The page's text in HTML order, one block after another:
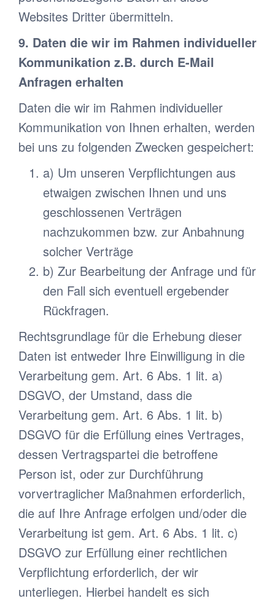
Websites Dritter übermitteln.
9. Daten die wir im Rahmen individueller
Kommunikation z.B. durch E-Mail
Anfragen erhalten
Daten die wir im Rahmen individueller
Kommunikation von Ihnen erhalten, werden
bei uns zu folgenden Zwecken gespeichert:
a) Um unseren Verpflichtungen aus
etwaigen zwischen Ihnen und uns
geschlossenen Verträgen
nachzukommen bzw. zur Anbahnung
solcher Verträge
b) Zur Bearbeitung der Anfrage und für
den Fall sich eventuell ergebender
Rückfragen.
Rechtsgrundlage für die Erhebung dieser
Daten ist entweder Ihre Einwilligung in die
Verarbeitung gem. Art. 6 Abs. 1 lit. a)
DSGVO, der Umstand, dass die
Verarbeitung gem. Art. 6 Abs. 1 lit. b)
DSGVO für die Erfüllung eines Vertrages,
dessen Vertragspartei die betroffene
Person ist, oder zur Durchführung
vorvertraglicher Maßnahmen erforderlich,
die auf Ihre Anfrage erfolgen und/oder die
Verarbeitung ist gem. Art. 6 Abs. 1 lit. c)
DSGVO zur Erfüllung einer rechtlichen
Verpflichtung erforderlich, der wir
unterliegen. Hierbei handelt es sich